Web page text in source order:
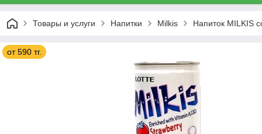
Товары и услуги Напитки Milkis Напиток MILKIS
от 590 тг.